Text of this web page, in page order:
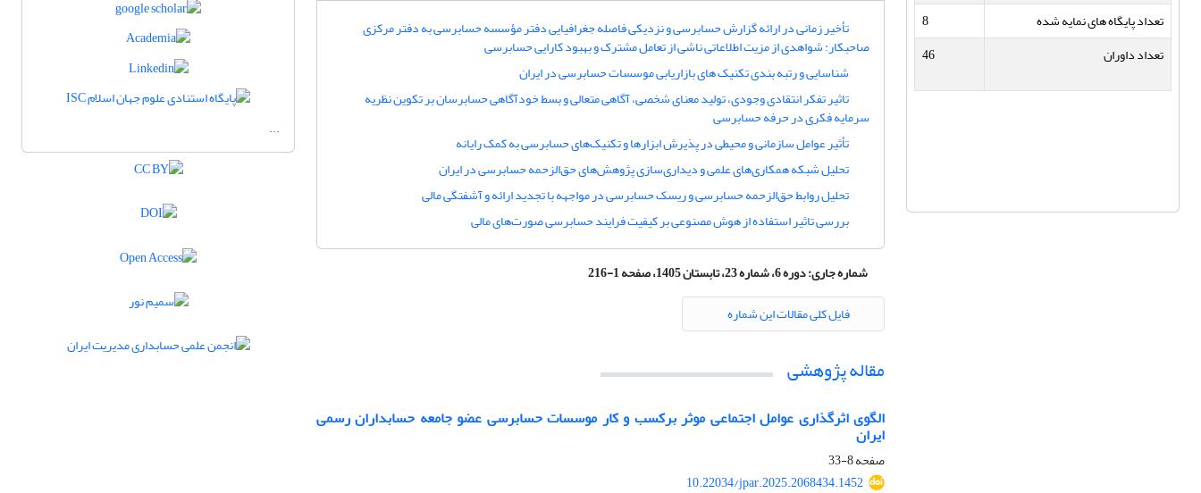
تعداد پایگاه های نمایه شده
8
تعداد داوران
46
تأخیر زمانی در ارائه گزارش حسابرسی و نزدیکی فاصله جغرافیایی دفتر مؤسسه حسابرسی به دفتر مرکزی
صاحبکار: شواهدی از مزیت اطلاعاتی ناشی از تعامل مشترک و بهبود کارایی حسابرسی
شناسایی و رتبه بندی تکنیک های بازاریابی موسسات حسابرسی در ایران
تاثیر تفکر انتقادی وجودی، تولید معنای شخصی، آگاهی متعالی و بسط خودآگاهی حسابرسان بر تکوین نظریه
سرمایه فکری در حرفه حسابرسی
تأثیر عوامل سازمانی و محیطی در پذیرش ابزارها و تکنیک‌های حسابرسی به کمک رایانه
تحلیل شبکه همکاری‌های علمی و دیداری‌سازی پژوهش‌های حق‌الزحمه حسابرسی در ایران
تحلیل روابط حق‌الزحمه حسابرسی و ریسک حسابرسی در مواجهه با تجدید ارائه و آشفتگی مالی
بررسی تاثیر استفاده از هوش مصنوعی بر کیفیت فرایند حسابرسی صورت‌های مالی
شماره جاری:دوره 6، شماره 23، تابستان 1405، صفحه 1-216
فایل کلی مقالات این شماره
مقاله پژوهشی
الگوی اثرگذاری عوامل اجتماعی موثر برکسب و کار موسسات حسابرسی عضو جامعه حسابداران رسمی
ایران
صفحه8-33
10.22034/jpar.2025.2068434.1452
...